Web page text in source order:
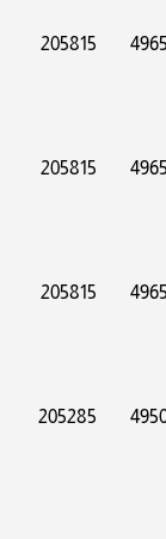
4965
205815
4965
205815
4965
205815
205285